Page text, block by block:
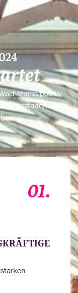
positiv
gestalten und
01.